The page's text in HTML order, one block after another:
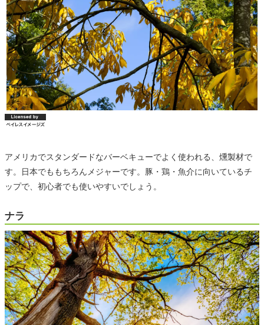
アメリカでスタンダードなバーベキューでよく使われる、燻製材で
す。日本でももちろんメジャーです。豚・鶏・魚介に向いているチ
ップで、初心者でも使いやすいでしょう。
ナラ